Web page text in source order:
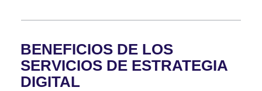
BENEFICIOS DE LOS
SERVICIOS DE ESTRATEGIA
DIGITAL